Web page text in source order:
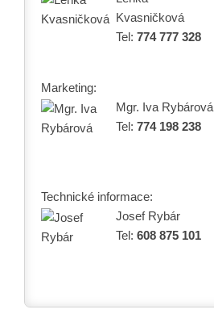
Kvasničková
Tel: 774 777 328
Marketing:
Mgr. Iva Rybárová
Tel: 774 198 238
Technické informace:
Josef Rybár
Tel: 608 875 101